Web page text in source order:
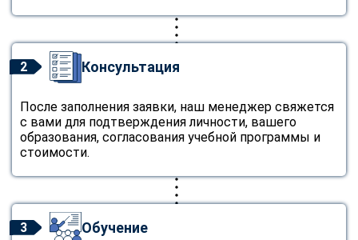
2 Консультация
После заполнения заявки, наш менеджер свяжется
с вами для подтверждения личности, вашего
образования, согласования учебной программы и
стоимости.
3 Обучение